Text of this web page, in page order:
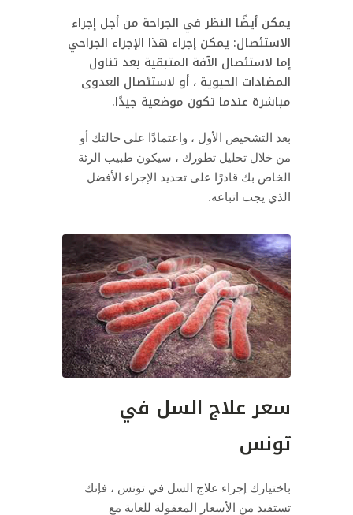
يمكن أيضًا النظر في الجراحة من أجل إجراء
الاستئصال: يمكن إجراء هذا الإجراء الجراحي
إما لاستئصال الآفة المتبقية بعد تناول
المضادات الحيوية ، أو لاستئصال العدوى
مباشرة عندما تكون موضعية جيدًا.
بعد التشخيص الأول ، واعتمادًا على حالتك أو
من خلال تحليل تطورك ، سيكون طبيب الرئة
الخاص بك قادرًا على تحديد الإجراء الأفضل
الذي يجب اتباعه.
سعر علاج السل في
تونس
باختيارك إجراء علاج السل في تونس ، فإنك
تستفيد من الأسعار المعقولة للغاية مع